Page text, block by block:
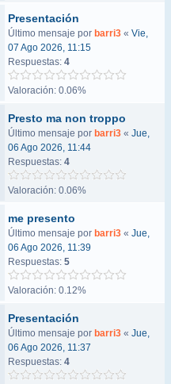
Presentación
Último mensaje por barri3 « Vie,
07 Ago 2026, 11:15
Respuestas: 4
Valoración: 0.06%
Presto ma non troppo
Último mensaje por barri3 « Jue,
06 Ago 2026, 11:44
Respuestas: 4
Valoración: 0.06%
me presento
Último mensaje por barri3 « Jue,
06 Ago 2026, 11:39
Respuestas: 5
Valoración: 0.12%
Presentación
Último mensaje por barri3 « Jue,
06 Ago 2026, 11:37
Respuestas: 4